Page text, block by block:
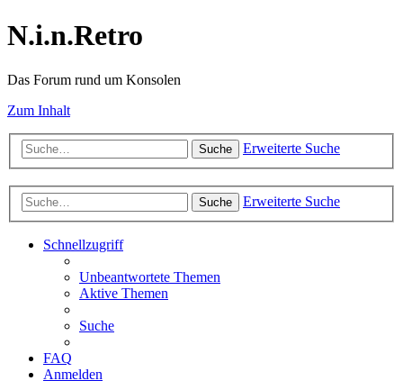
N.i.n.Retro
Das Forum rund um Konsolen
Zum Inhalt
Suche Erweiterte Suche
Suche Erweiterte Suche
Schnellzugriff
Unbeantwortete Themen
Aktive Themen
Suche
FAQ
Anmelden